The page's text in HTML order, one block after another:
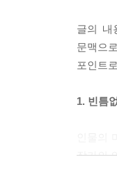
글의 내
문맥으
포인트
1. 빈틈
작가의